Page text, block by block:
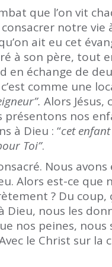
que l’on vit
notre vie
ait eu cet
à son père, tout
en échange de
comme une
Alors Jésus,
nos
à Dieu : “cet
Toi”.
Nous
Alors est-ce que
? Du
Dieu, nous les
nos peines,
le Christ sur la